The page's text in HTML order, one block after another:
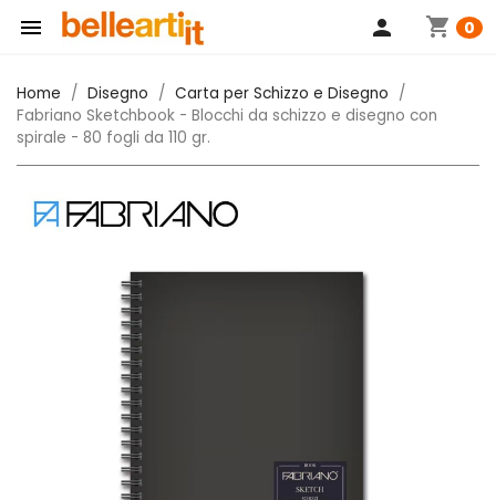
 shopping_cart 0
person
Home Disegno
Carta per Schizzo e Disegno
Fabriano Sketchbook - Blocchi da schizzo e disegno con
spirale - 80 fogli da 110 gr.